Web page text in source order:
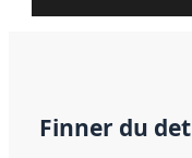
Finner du